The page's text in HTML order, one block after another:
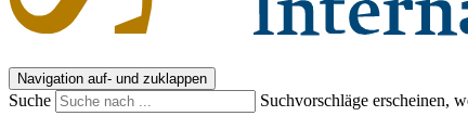
Navigation auf- und zuklappen
Suche Suchvorschläge erscheinen,